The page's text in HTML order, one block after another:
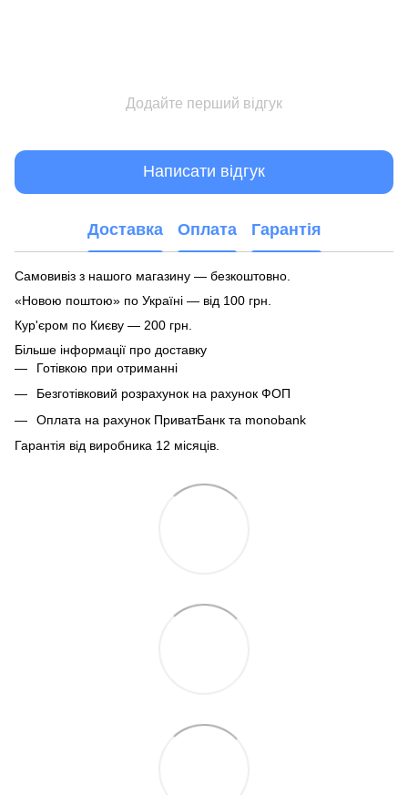
Додайте перший відгук
Написати відгук
Доставка Оплата Гарантія
Самовивіз з нашого магазину — безкоштовно.
«Новою поштою» по Україні — від 100 грн.
Кур'єром по Києву — 200 грн.
Більше інформації про доставку
Готівкою при отриманні
Безготівковий розрахунок на рахунок ФОП
Оплата на рахунок ПриватБанк та monobank
Гарантія від виробника 12 місяців.